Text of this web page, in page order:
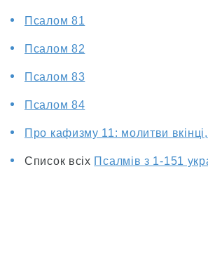
Псалом 81
Псалом 82
Псалом 83
Псалом 84
Про кафизму 11: молитви вкінці,
Список всіх Псалмів з 1-151